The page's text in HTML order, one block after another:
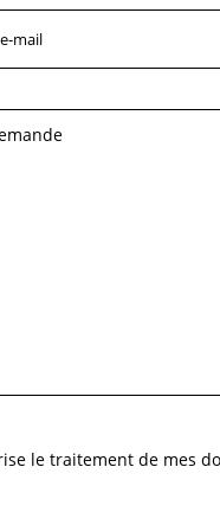
le traitement de mes